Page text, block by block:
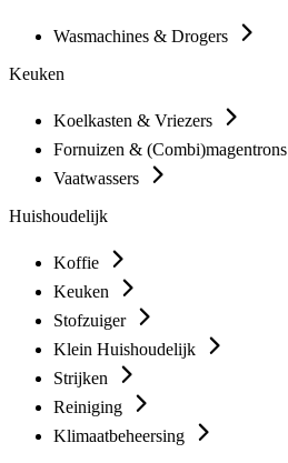
Wasmachines & Drogers
Keuken
Koelkasten & Vriezers
Fornuizen & (Combi)magentrons
Vaatwassers
Huishoudelijk
Koffie
Keuken
Stofzuiger
Klein Huishoudelijk
Strijken
Reiniging
Klimaatbeheersing